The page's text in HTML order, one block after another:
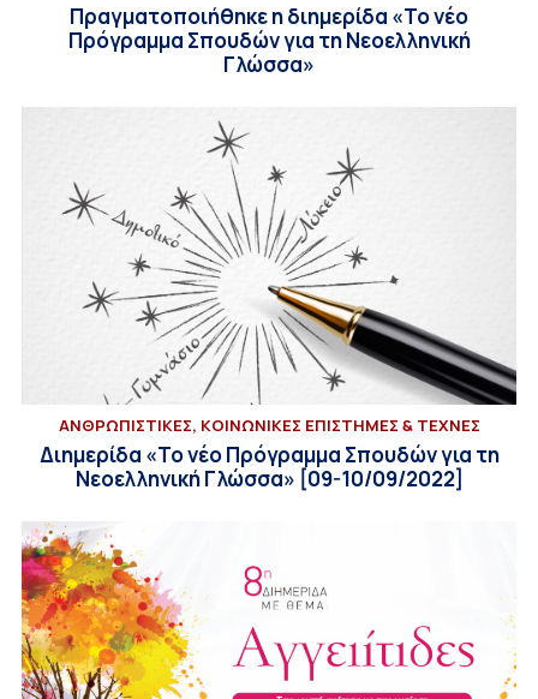
Πραγματοποιήθηκε η διημερίδα «Το νέο
Πρόγραμμα Σπουδών για τη Νεοελληνική
Γλώσσα»
ΑΝΘΡΩΠΙΣΤΙΚΕΣ, ΚΟΙΝΩΝΙΚΕΣ ΕΠΙΣΤΗΜΕΣ & ΤΕΧΝΕΣ
Διημερίδα «Το νέο Πρόγραμμα Σπουδών για τη
Νεοελληνική Γλώσσα» [09-10/09/2022]